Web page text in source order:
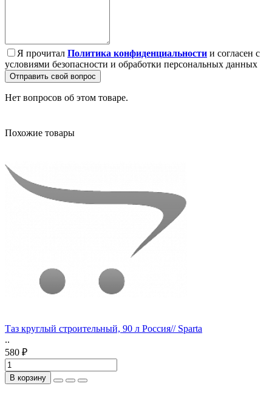
Я прочитал Политика конфиденциальности и согласен с
условиями безопасности и обработки персональных данных
Отправить свой вопрос
Нет вопросов об этом товаре.
Похожие товары
Таз круглый строительный, 90 л Россия// Sparta
..
580 ₽
В корзину